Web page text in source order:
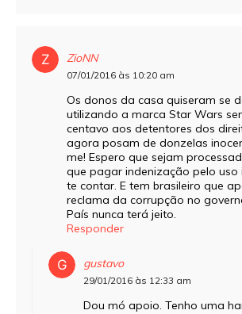
ZioNN
07/01/2016 às 10:20 am
Os donos da casa quiseram se
utilizando a marca Star Wars
centavo aos detentores dos
agora posam de donzelas
me! Espero que sejam
que pagar indenização pelo uso
te contar. E tem brasileiro que
reclama da corrupção no
País nunca terá jeito.
Responder
gustavo
29/01/2016 às 12:33 am
Dou mó apoio. Tenho uma